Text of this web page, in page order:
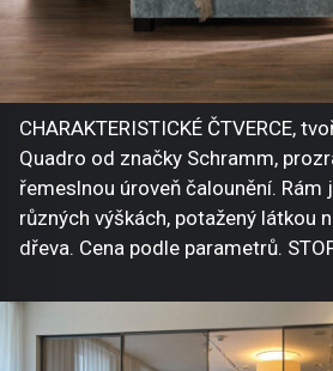
CHARAKTERISTICKÉ ČTVERCE,
Quadro od značky Schramm,
řemeslnou úroveň čalounění. Rám
různých výškách, potažený látkou
dřeva. Cena podle parametrů.